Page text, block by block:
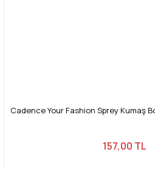
Cadence Your Fashion Sprey Kumaş
157,00 TL